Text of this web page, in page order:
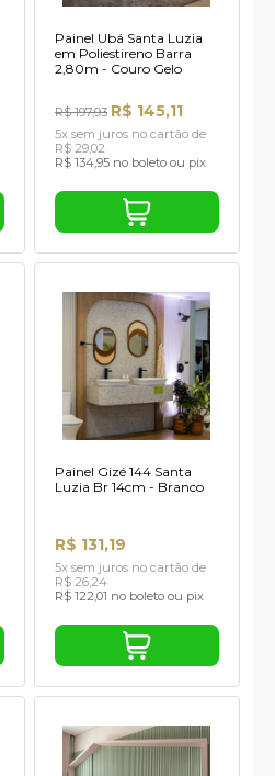
Painel Ubá Santa Luzia
em Poliestireno Barra
2,80m - Couro Gelo
R$ 197,93 R$ 145,11
5x sem juros no cartão de
R$ 29,02
R$ 134,95 no boleto ou pix
Painel Gizé 144 Santa
Luzia Br 14cm - Branco
R$ 131,19
5x sem juros no cartão de
R$ 26,24
R$ 122,01 no boleto ou pix